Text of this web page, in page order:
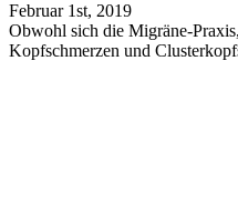
Februar 1st, 2019
Obwohl sich die Migräne-
Kopfschmerzen und